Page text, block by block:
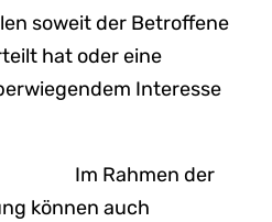
soweit der Betroffene
hat oder eine
Interesse
Im Rahmen der
können auch